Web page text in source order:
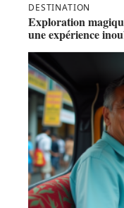
DESTINATION
Exploration
une expérience